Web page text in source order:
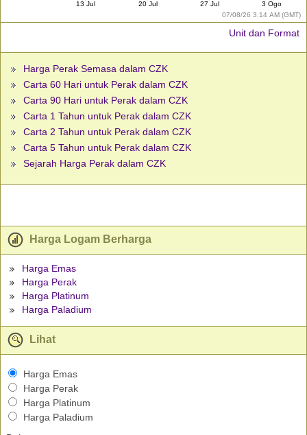
07/08/26 3:14 AM (GMT)
13 Jul 20 Jul 27 Jul 3 Ogo
Unit dan Format
Harga Perak Semasa dalam CZK
Carta 60 Hari untuk Perak dalam CZK
Carta 90 Hari untuk Perak dalam CZK
Carta 1 Tahun untuk Perak dalam CZK
Carta 2 Tahun untuk Perak dalam CZK
Carta 5 Tahun untuk Perak dalam CZK
Sejarah Harga Perak dalam CZK
Harga Logam Berharga
Harga Emas
Harga Perak
Harga Platinum
Harga Paladium
Lihat
Harga Emas
Harga Perak
Harga Platinum
Harga Paladium